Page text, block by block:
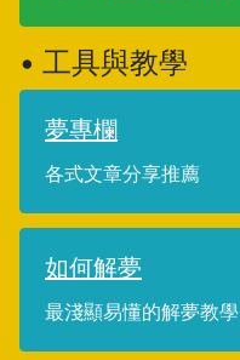
• 工具與教學
夢專欄
各式文章分享推薦
如何解夢
最淺顯易懂的解夢教學